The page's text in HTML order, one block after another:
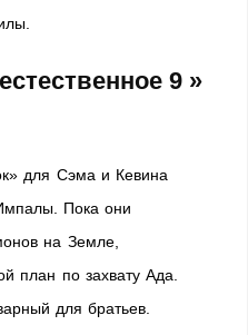
9 »
для Сэма и Кевина
Пока они
на Земле,
план по захвату Ада.
для братьев.